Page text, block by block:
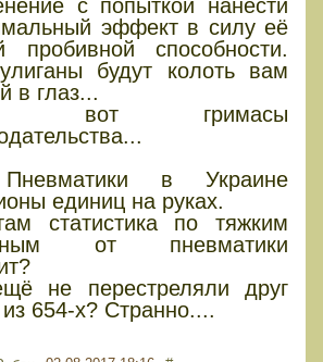
с попыткой нанести
эффект в силу её
пробивной способности.
будут колоть вам
в глаз...
вот гримасы
в Украине
единиц на руках.
статистика по тяжким
от пневматики
не перестреляли друг
из 654-х? Странно....